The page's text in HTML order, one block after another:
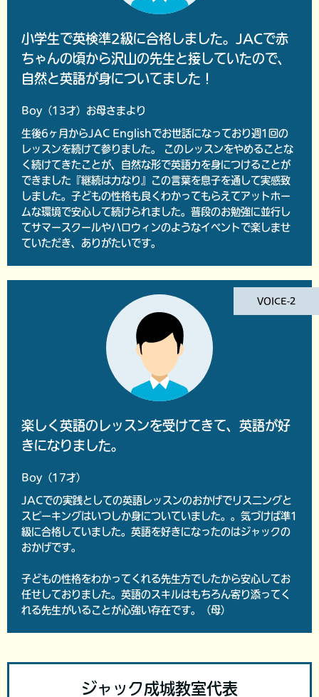
小学生で英検準2級に合格しました。JACで赤
ちゃんの頃から沢山の先生と接していたので、
自然と英語が身についてました！
Boy（13才）お母さまより
生後6ヶ月からJAC Englishでお世話になっており週1回の
レッスンを続けて参りました。 このレッスンをやめることな
く続けてきたことが、自然な形で英語力を身につけることが
できました『継続は力なり』この言葉を息子を通して実感致
しました。子どもの性格も良くわかってもらえてアットホー
ムな環境で安心して続けられました。普段のお勉強に並行し
てサマースクールやハロウィンのようなイベントで楽しませ
ていただき、ありがたいです。
楽しく英語のレッスンを受けてきて、英語が好
きになりました。
Boy（17才）
JACでの実践としての英語レッスンのおかげでリスニングと
スピーキングはいつしか身についていました。。気づけば準1
級に合格していました。英語を好きになったのはジャックの
おかげです。
子どもの性格をわかってくれる先生方でしたから安心してお
任せしておりました。英語のスキルはもちろん寄り添ってく
れる先生がいることが心強い存在です。（母）
VOICE-2
ジャック成城教室代表